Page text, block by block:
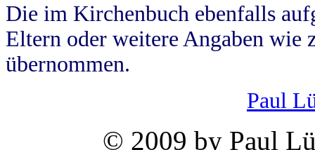
Die im Kirchenbuch ebenfalls
Eltern oder weitere Angaben wie
übernommen.
Paul
© 2009 by Paul